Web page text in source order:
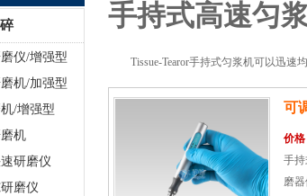
仪/增强型
机/加强型
/增强型
机
研磨仪
磨仪
手持式高速匀
Tissue-Tearor手持式匀浆机可以迅速
可
价格
手
磨